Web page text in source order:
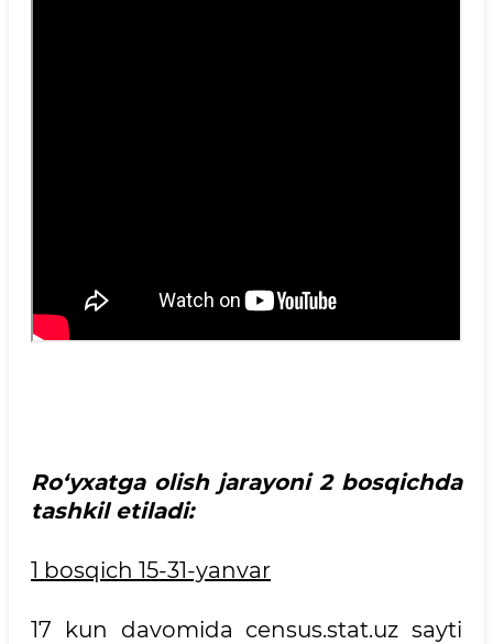
Ro‘yxatga olish jarayoni 2 bosqichda
tashkil etiladi:
1 bosqich 15-31-yanvar
17 kun davomida census.stat.uz sayti